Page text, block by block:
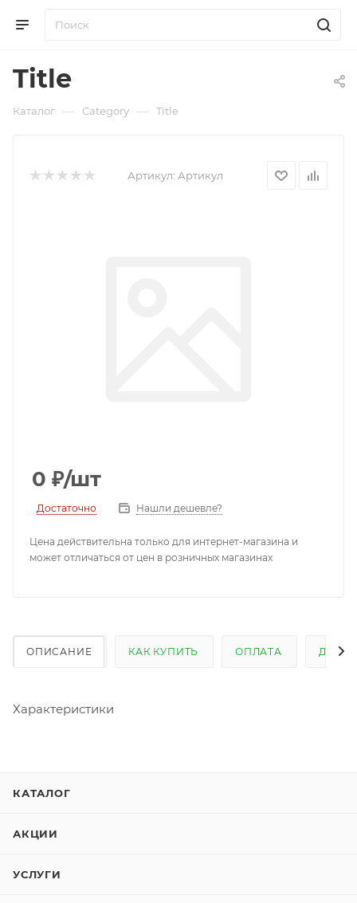
Title
Каталог — Category — Title
Артикул: Артикул
0 ₽/шт
Достаточно Нашли дешевле?
Цена действительна только для интернет-магазина и
может отличаться от цен в розничных магазинах
ОПИСАНИЕ КАК КУПИТЬ ОПЛАТА
Характеристики
КАТАЛОГ
АКЦИИ
УСЛУГИ